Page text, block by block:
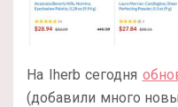
На Iherb сегодня
(добавили много